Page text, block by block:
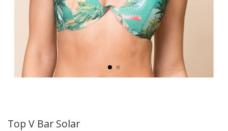
Top V Bar Solar